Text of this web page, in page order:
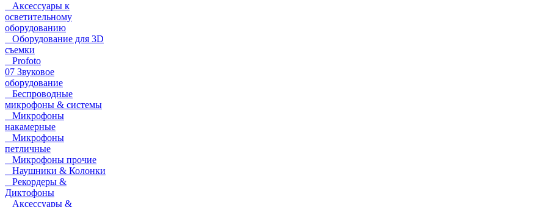
Аксессуары к
осветительному
оборудованию
Оборудование для 3D
съемки
Profoto
07 Звуковое
оборудование
Беспроводные
микрофоны & системы
Микрофоны
накамерные
Микрофоны
петличные
Микрофоны прочие
Наушники & Колонки
Рекордеры &
Диктофоны
Аксессуары &